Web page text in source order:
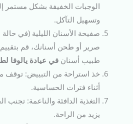
الوجبات الخفيفة بشكل
وتسهيل التآكل.
صفيحة الأسنان الليلية (في
صرير أو طحن أسنانك، قم
طبيب أسنانفي عيادة يالوفا
خذ استراحة من التبييض: توقف
أثناء فترات الحساسية.
التغذية الدافئة والناعمة: تجنب
يزيد من الراحة.